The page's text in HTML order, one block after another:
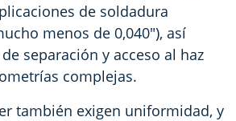
de soldadura
menos de 0,040"), así
separación y acceso al haz
complejas.
también exigen uniformidad, y